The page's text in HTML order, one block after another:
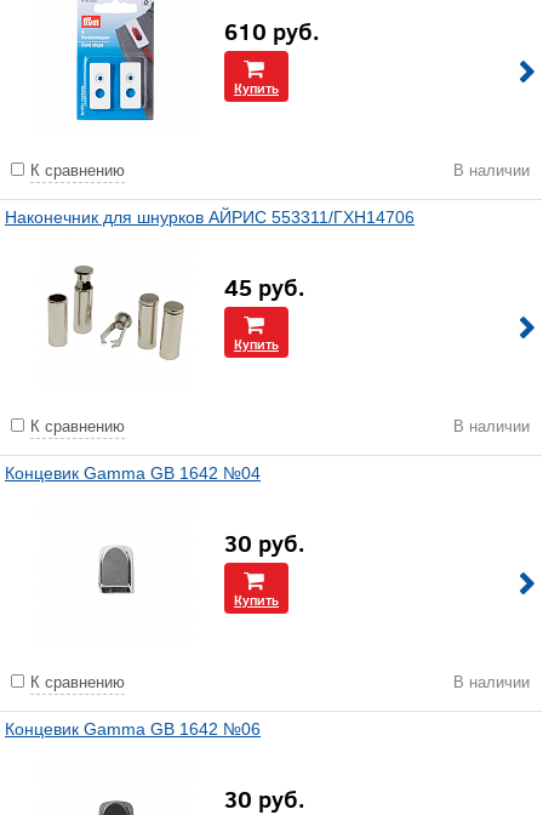
610 руб.
Купить
К сравнению В наличии
Наконечник для шнурков АЙРИС 553311/ГХН14706
45 руб.
Купить
К сравнению В наличии
Концевик Gamma GB 1642 №04
30 руб.
Купить
К сравнению В наличии
Концевик Gamma GB 1642 №06
30 руб.